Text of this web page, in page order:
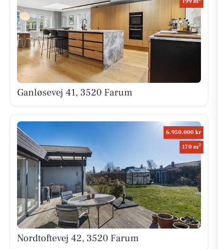
Ganløsevej 41, 3520 Farum
6.950.000 kr
170 m2
Nordtoftevej 42, 3520 Farum